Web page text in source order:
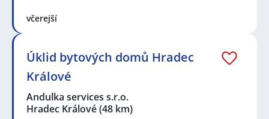
včerejší
Úklid bytových domů Hradec
Králové
Andulka services s.r.o.
Hradec Králové(48 km)